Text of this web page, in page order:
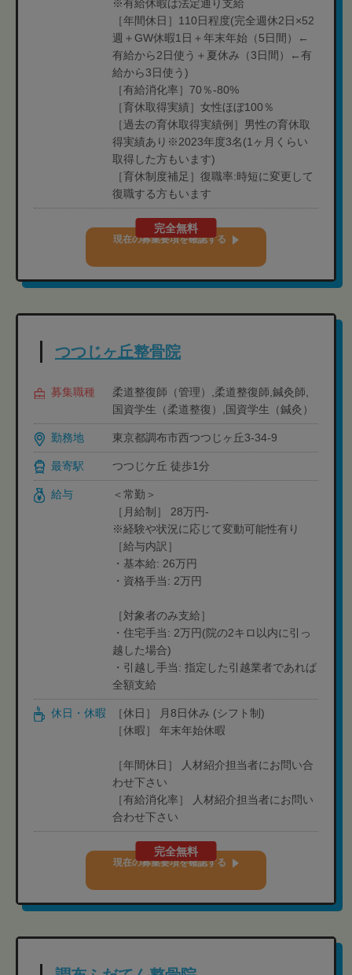
※有給休暇は法定通り支給
［年間休日］110日程度(完全週休2日×52
週＋GW休暇1日＋年末年始（5日間）←
有給から2日使う＋夏休み（3日間）←有
給から3日使う)
［有給消化率］70％-80%
［育休取得実績］女性ほぼ100％
［過去の育休取得実績例］男性の育休取
得実績あり※2023年度3名(1ヶ月くらい
取得した方もいます)
［育休制度補足］復職率:時短に変更して
復職する方もいます
完全無料
現在の募集要項を確認する
つつじヶ丘整骨院
募集職種
柔道整復師（管理）,柔道整復師,鍼灸師,
国資学生（柔道整復）,国資学生（鍼灸）
勤務地 東京都調布市西つつじヶ丘3-34-9
最寄駅 つつじケ丘 徒歩1分
給与
＜常勤＞
［月給制］ 28万円-
※経験や状況に応じて変動可能性有り
［給与内訳］
・基本給: 26万円
・資格手当: 2万円
［対象者のみ支給］
・住宅手当: 2万円(院の2キロ以内に引っ
越した場合)
・引越し手当: 指定した引越業者であれば
全額支給
休日・休暇
［休日］ 月8日休み (シフト制)
［休暇］ 年末年始休暇
［年間休日］ 人材紹介担当者にお問い合
わせ下さい
［有給消化率］ 人材紹介担当者にお問い
合わせ下さい
完全無料
現在の募集要項を確認する